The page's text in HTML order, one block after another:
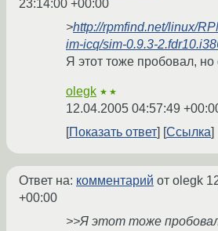
23:14:00 +00:00
>http://rpmfind.net/linux/
im-icq/sim-0.9.3-
Я этот тоже пробовал, но
olegk ★★
12.04.2005 04:57:49
Показать ответ Ссылка
Ответ на: комментарий от olegk
+00:00
>>Я этот тоже